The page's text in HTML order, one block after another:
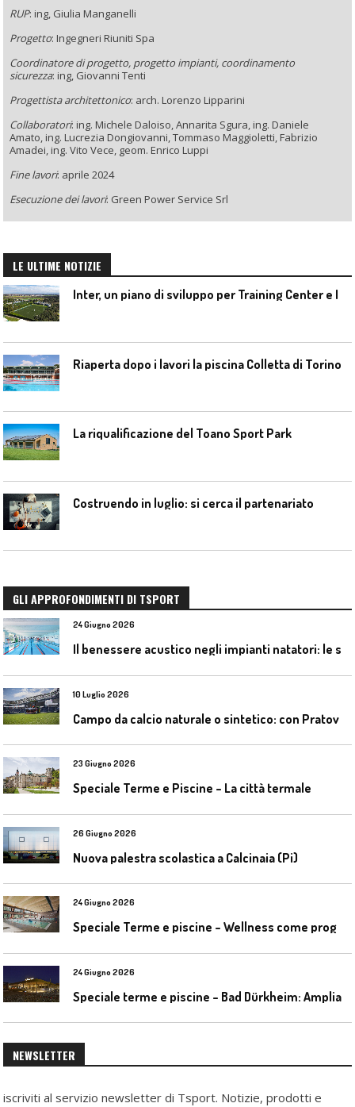
RUP: ing, Giulia Manganelli
Progetto: Ingegneri Riuniti Spa
Coordinatore di progetto, progetto impianti, coordinamento
sicurezza: ing, Giovanni Tenti
Progettista architettonico: arch. Lorenzo Lipparini
Collaboratori: ing. Michele Daloiso, Annarita Sgura,ing. Daniele
Amato,ing. Lucrezia Dongiovanni, Tommaso Maggioletti, Fabrizio
Amadei,ing. Vito Vece, geom. Enrico Luppi
Fine lavori: aprile 2024
Esecuzione dei lavori: Green Power Service Srl
LE ULTIME NOTIZIE
Riaperta dopo i lavori la piscina Colletta di Torino
La riqualificazione del Toano Sport Park
Costruendo in luglio: si cerca il partenariato
GLI APPROFONDIMENTI DI TSPORT
24 Giugno 2026
10 Luglio 2026
23 Giugno 2026
Speciale Terme e Piscine – La città termale
26 Giugno 2026
Nuova palestra scolastica a Calcinaia (Pi)
24 Giugno 2026
24 Giugno 2026
NEWSLETTER
iscriviti al servizio newsletter di Tsport. Notizie, prodotti e